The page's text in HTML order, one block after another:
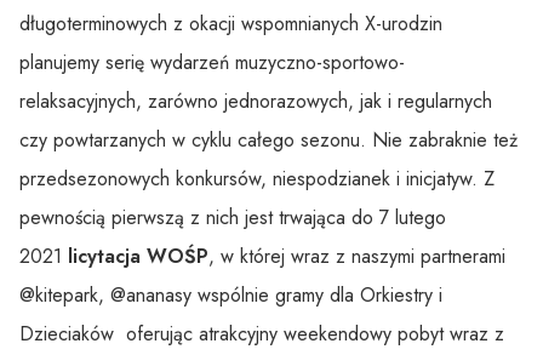
długoterminowych z okacji wspomnianych X-urodzin
planujemy serię wydarzeń muzyczno-sportowo-
relaksacyjnych, zarówno jednorazowych, jak i regularnych
czy powtarzanych w cyklu całego sezonu. Nie zabraknie też
przedsezonowych konkursów, niespodzianek i inicjatyw. Z
pewnością pierwszą z nich jest trwająca do 7 lutego
2021 licytacja WOŚP, w której wraz z naszymi partnerami
@kitepark, @ananasy wspólnie gramy dla Orkiestry i
Dzieciaków oferując atrakcyjny weekendowy pobyt wraz z